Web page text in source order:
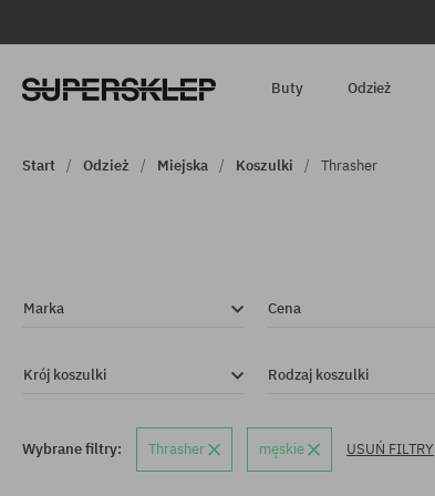
Buty Odzież
Start Odzież Miejska Koszulki Thrasher
Marka Cena
Krój koszulki Rodzaj koszulki
Wybrane filtry: Thrasher męskie USUŃ FILTRY